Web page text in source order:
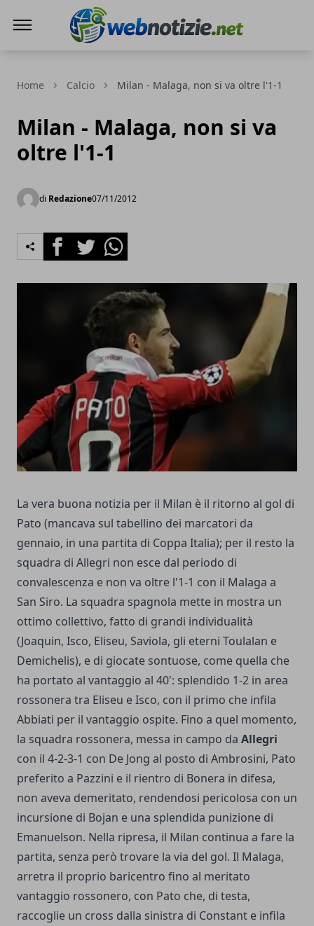
Home Calcio Milan - Malaga, non si va oltre l'1-1
Milan - Malaga, non si va
oltre l'1-1
di Redazione07/11/2012
FacebookTwitterWhatsapp
La vera buona notizia per il Milan è il ritorno al gol di
Pato (mancava sul tabellino dei marcatori da
gennaio, in una partita di Coppa Italia); per il resto la
squadra di Allegri non esce dal periodo di
convalescenza e non va oltre l'1-1 con il Malaga a
San Siro. La squadra spagnola mette in mostra un
ottimo collettivo, fatto di grandi individualità
(Joaquin, Isco, Eliseu, Saviola, gli eterni Toulalan e
Demichelis), e di giocate sontuose, come quella che
ha portato al vantaggio al 40': splendido 1-2 in area
rossonera tra Eliseu e Isco, con il primo che infila
Abbiati per il vantaggio ospite. Fino a quel momento,
la squadra rossonera, messa in campo da Allegri
con il 4-2-3-1 con De Jong al posto di Ambrosini, Pato
preferito a Pazzini e il rientro di Bonera in difesa,
non aveva demeritato, rendendosi pericolosa con un
incursione di Bojan e una splendida punizione di
Emanuelson. Nella ripresa, il Milan continua a fare la
partita, senza però trovare la via del gol. Il Malaga,
arretra il proprio baricentro fino al meritato
vantaggio rossonero, con Pato che, di testa,
raccoglie un cross dalla sinistra di Constant e infila